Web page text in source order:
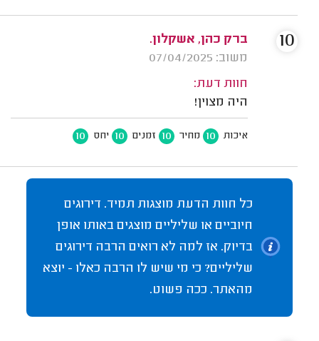
ברק כהן, אשקלון.
משוב: 07/04/2025
חוות דעת:
היה מצוין!
איכות 10 מחיר 10 זמנים 10 יחס 10
10
כל חוות הדעת מוצגות תמיד. דירוגים
חיוביים או שליליים מוצגים באותו אופן
בדיוק. אז למה לא רואים הרבה דירוגים
שליליים? כי מי שיש לו הרבה כאלו - יוצא
מהאתר. ככה פשוט.